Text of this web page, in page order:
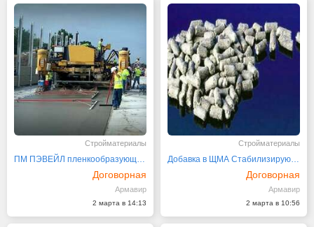
Стройматериалы
ПМ ПЭВЕЙЛ пленкообразующий водоразбавляемый материал
Договорная
Армавир
2 марта в 14:13
Стройматериалы
Добавка в ЩМА Стабилизирующая Виатоп-66 РосТЭС-Юг
Договорная
Армавир
2 марта в 10:56